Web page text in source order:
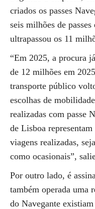
criados os passes
seis milhões de
ultrapassou os 11
“Em 2025, a procura
de 12 milhões em
transporte público
escolhas de
realizadas com passe
de Lisboa
viagens realizadas,
como ocasionais”,
Por outro lado, é
também operada uma
do Navegante